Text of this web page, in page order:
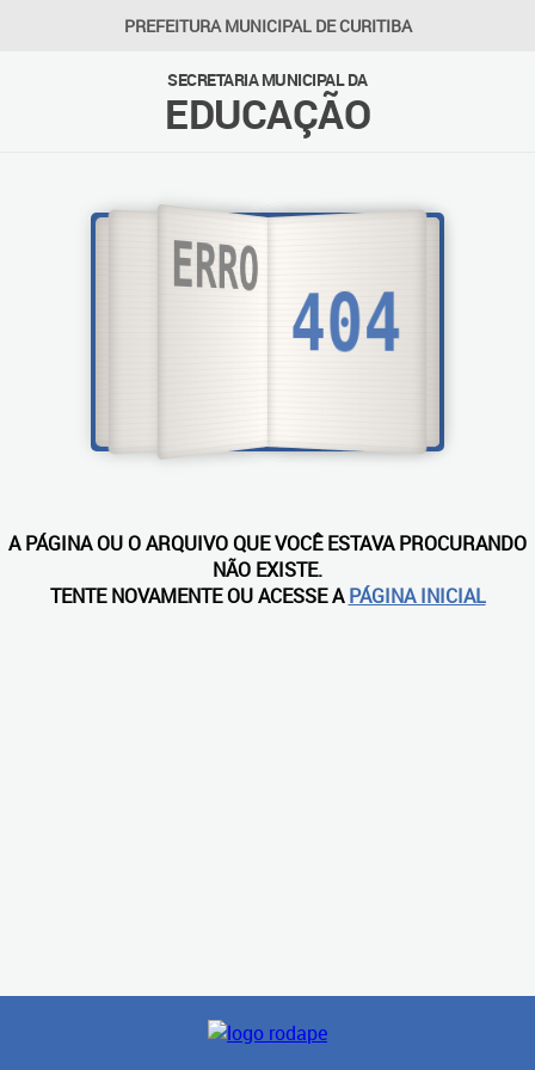
PREFEITURA MUNICIPAL DE CURITIBA
SECRETARIA MUNICIPAL DA
EDUCAÇÃO
A PÁGINA OU O ARQUIVO QUE VOCÊ ESTAVA PROCURANDO
NÃO EXISTE.
TENTE NOVAMENTE OU ACESSE APÁGINA INICIAL